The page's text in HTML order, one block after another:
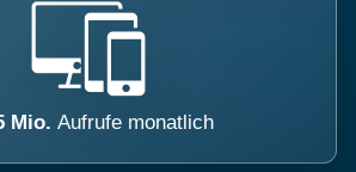
Mio. Aufrufe monatlich